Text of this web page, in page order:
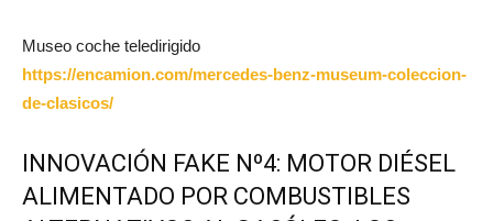
Museo coche teledirigido
https://encamion.com/mercedes-benz-museum-coleccion-
de-clasicos/
INNOVACIÓN FAKE Nº4: MOTOR DIÉSEL
ALIMENTADO POR COMBUSTIBLES